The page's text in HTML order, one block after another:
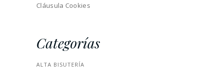
Cláusula Cookies
Categorías
ALTA BISUTERÍA